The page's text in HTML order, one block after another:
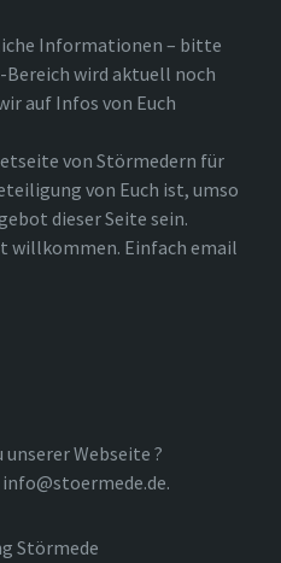
Informationen – bitte
Bereich wird aktuell noch
auf Infos von Euch
von Störmedern für
von Euch ist, umso
dieser Seite sein.
willkommen. Einfach email
Webseite ?
Störmede